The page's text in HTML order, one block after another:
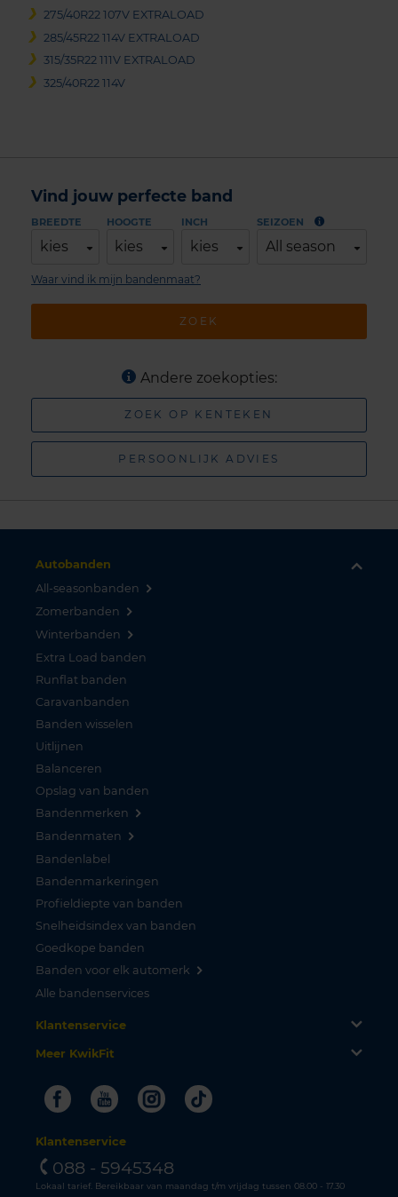
275/40R22 107V EXTRALOAD
285/45R22 114V EXTRALOAD
315/35R22 111V EXTRALOAD
325/40R22 114V
Vind jouw perfecte band
BREEDTE
kies
HOOGTE
kies
INCH
kies
SEIZOEN
All season
ZOEK
Waar vind ik mijn bandenmaat?
Andere zoekopties:
ZOEK OP KENTEKEN
PERSOONLIJK ADVIES
Autobanden
All-seasonbanden
Zomerbanden
Winterbanden
Extra Load banden
Runflat banden
Caravanbanden
Banden wisselen
Uitlijnen
Balanceren
Opslag van banden
Bandenmerken
Bandenmaten
Bandenlabel
Bandenmarkeringen
Profieldiepte van banden
Snelheidsindex van banden
Goedkope banden
Banden voor elk automerk
Alle bandenservices
Klantenservice
Meer KwikFit
FacebookYoutubeInstagram
Tiktok
Klantenservice
088 - 5945348
Lokaal tarief. Bereikbaar van maandag t/m vrijdag tussen 08.00 - 17.30